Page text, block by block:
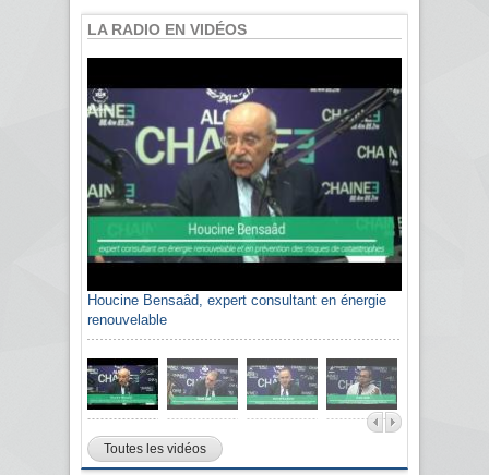
LA RADIO EN VIDÉOS
Houcine Bensaâd, expert consultant en énergie
renouvelable
Toutes les vidéos